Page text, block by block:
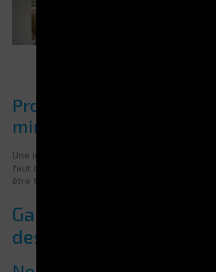
Procédures sécurisées
minimisation des arrêts
Une intervention en hauteur impose de
faut couper l’alimentation et sécuriser les
être formés et disposer d’un mode
Garantir la sécurité
des utilisateurs